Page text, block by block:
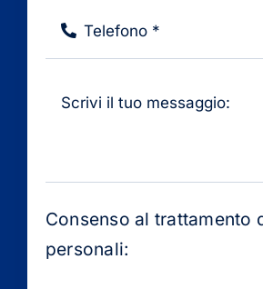
Consenso al trattamento
personali: